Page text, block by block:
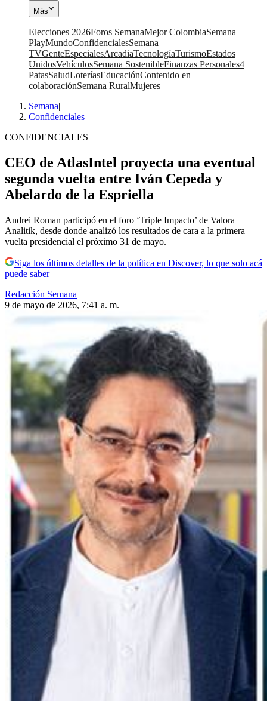
Más
Elecciones 2026Foros SemanaMejor ColombiaSemana
PlayMundoConfidencialesSemana
TVGenteEspecialesArcadiaTecnologíaTurismoEstados
UnidosVehículosSemana SostenibleFinanzas Personales4
PatasSaludLoteríasEducaciónContenido en
colaboraciónSemana RuralMujeres
Semana|
Confidenciales
CONFIDENCIALES
CEO de AtlasIntel proyecta una eventual
segunda vuelta entre Iván Cepeda y
Abelardo de la Espriella
Andrei Roman participó en el foro ‘Triple Impacto’ de Valora
Analitik, desde donde analizó los resultados de cara a la primera
vuelta presidencial el próximo 31 de mayo.
Siga los últimos detalles de la política en Discover, lo que solo acá
puede saber
Redacción Semana
9 de mayo de 2026, 7:41 a. m.